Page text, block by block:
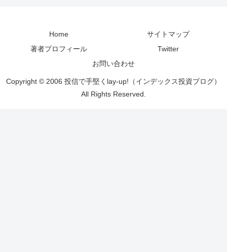
Home
サイトマップ
著者プロフィール
Twitter
お問い合わせ
Copyright © 2006 投信で手堅くlay-up!（インデックス投資ブログ）
All Rights Reserved.